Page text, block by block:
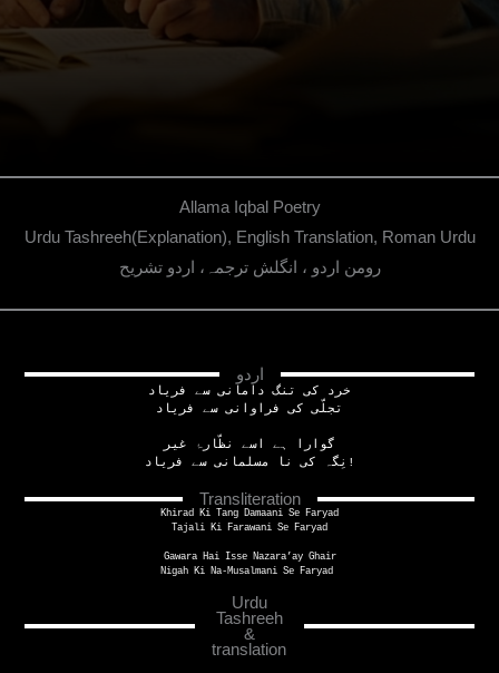
Allama Iqbal Poetry
Urdu Tashreeh(Explanation), English Translation, Roman Urdu
رومن اردو ، انگلش ترجمہ، اردو تشریح
اردو
خرد کی تنگ دامانی سے فریاد
تجلّی کی فراوانی سے فریاد
گوارا ہے اسے نظّارۂ غیر
نِگہ کی نا مسلمانی سے فریاد!
Transliteration
Khirad Ki Tang Damaani Se Faryad
Tajali Ki Farawani Se Faryad
Gawara Hai Isse Nazara’ay Ghair
Nigah Ki Na-Musalmani Se Faryad
Urdu
Tashreeh
&
translation